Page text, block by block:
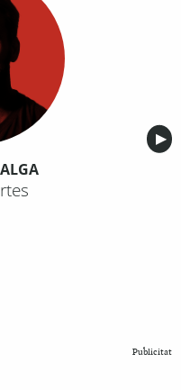
▶︎
Publicitat